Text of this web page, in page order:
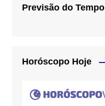
Previsão do Tempo
Horóscopo Hoje